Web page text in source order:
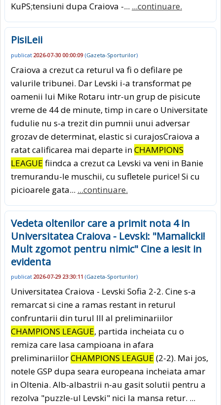
KuPS;tensiuni dupa Craiova -... ...continuare.
PisiLeii
publicat 2026-07-30 00:00:09 (Gazeta-Sporturilor)
Craiova a crezut ca returul va fi o defilare pe
valurile tribunei. Dar Levski i-a transformat pe
oamenii lui Mike Rotaru intr-un grup de pisicute
vreme de 44 de minute, timp in care o Universitate
fudulie nu s-a trezit din pumnii unui adversar
grozav de determinat, elastic si curajosCraiova a
ratat calificarea mai departe inCHAMPIONS
LEAGUE fiindca a crezut ca Levski va veni in Banie
tremurandu-le muschii, cu sufletele purice! Si cu
picioarele gata... ...continuare.
Vedeta oltenilor care a primit nota 4 in
Universitatea Craiova - Levski: "Mamalicki!
Mult zgomot pentru nimic" Cine a iesit in
evidenta
publicat 2026-07-29 23:30:11 (Gazeta-Sporturilor)
Universitatea Craiova - Levski Sofia 2-2. Cine s-a
remarcat si cine a ramas restant in returul
confruntarii din turul III al preliminariilor
CHAMPIONS LEAGUE, partida incheiata cu o
remiza care lasa campioana in afara
preliminariilorCHAMPIONS LEAGUE (2-2). Mai jos,
notele GSP dupa seara europeana incheiata amar
in Oltenia. Alb-albastrii n-au gasit solutii pentru a
rezolva "puzzle-ul Levski" nici la mansa retur. ...